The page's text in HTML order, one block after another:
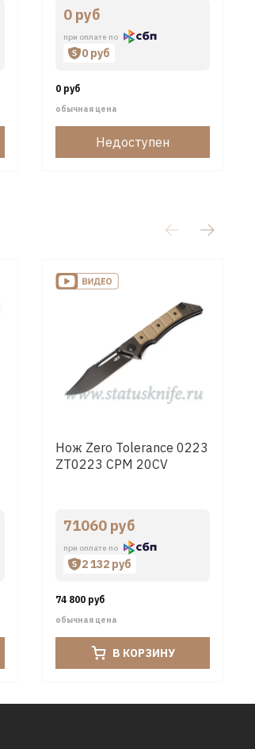
0 руб
при оплате по
0 руб
0 руб
обычная цена
Недоступен
Нож Zero Tolerance 0223
ZT0223 CPM 20CV
71060 руб
при оплате по
2 132 руб
74 800 руб
обычная цена
В КОРЗИНУ